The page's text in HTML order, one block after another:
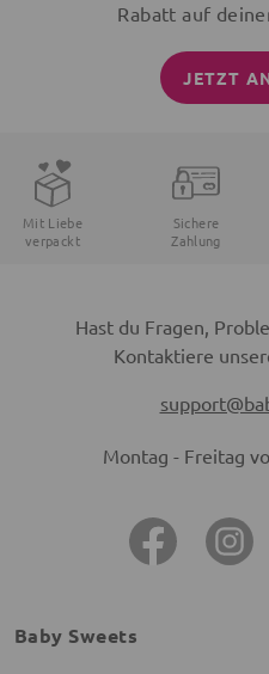
Rabatt auf
JETZT
Mit Liebe
verpackt
Sichere
Zahlung
Hast du Fragen,
Kontaktiere
Montag - Freitag
Baby Sweets